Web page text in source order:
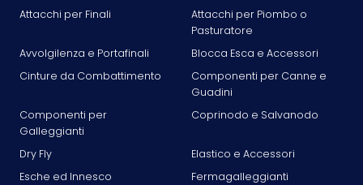
Attacchi per Finali
Attacchi per Piombo o
Pasturatore
Avvolgilenza e Portafinali
Blocca Esca e Accessori
Cinture da Combattimento
Componenti per Canne e
Guadini
Componenti per
Galleggianti
Coprinodo e Salvanodo
Dry Fly
Elastico e Accessori
Esche ed Innesco
Fermagalleggianti